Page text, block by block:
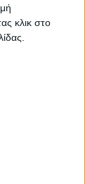
κλικ στο
κυριαρχεί